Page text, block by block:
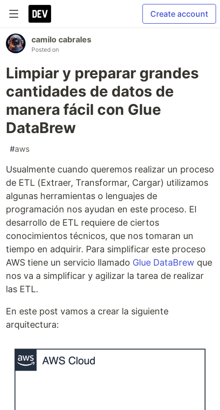
Create account
camilo cabrales
Posted on
Limpiar y preparar grandes
cantidades de datos de
manera fácil con Glue
DataBrew
#aws
Usualmente cuando queremos realizar un proceso
de ETL (Extraer, Transformar, Cargar) utilizamos
algunas herramientas o lenguajes de
programación nos ayudan en este proceso. El
desarrollo de ETL requiere de ciertos
conocimientos técnicos, que nos tomaran un
tiempo en adquirir. Para simplificar este proceso
AWS tiene un servicio llamado Glue DataBrew que
nos va a simplificar y agilizar la tarea de realizar
las ETL.
En este post vamos a crear la siguiente
arquitectura: